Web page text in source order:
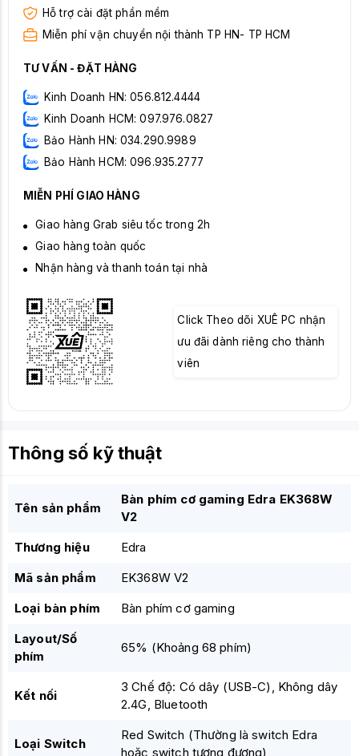
Hỗ trợ cài đặt phần mềm
Miễn phí vận chuyển nội thành TP HN- TP HCM
TƯ VẤN - ĐẶT HÀNG
Kinh Doanh HN: 056.812.4444
Kinh Doanh HCM: 097.976.0827
Bảo Hành HN: 034.290.9989
Bảo Hành HCM: 096.935.2777
MIỄN PHÍ GIAO HÀNG
Giao hàng Grab siêu tốc trong 2h
Giao hàng toàn quốc
Nhận hàng và thanh toán tại nhà
Click Theo dõi XUÊ PC nhận
ưu đãi dành riêng cho thành
viên
Thông số kỹ thuật
Tên sản phẩm
Bàn phím cơ gaming Edra EK368W
V2
Thương hiệu
Edra
Mã sản phẩm
EK368W V2
Loại bàn phím
Bàn phím cơ gaming
Layout/Số
phím
65% (Khoảng 68 phím)
Kết nối
3 Chế độ: Có dây (USB-C), Không dây
2.4G, Bluetooth
Loại Switch
Red Switch (Thường là switch Edra
hoặc switch tương đương)